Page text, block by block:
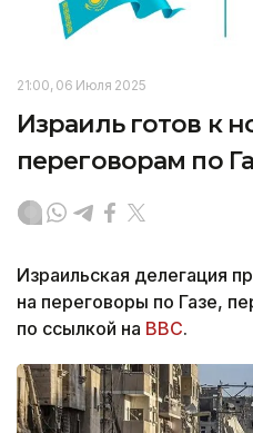
21:00, 06 Июля 2025
Израиль готов к
переговорам по
Израильская делегация
на переговоры по Газе,
по ссылкой на BBC.